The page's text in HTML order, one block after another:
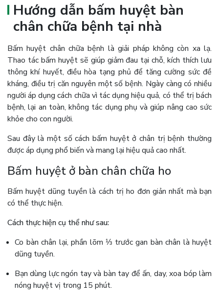
Hướng dẫn bấm huyệt bàn
chân chữa bệnh tại nhà
Bấm huyệt chân chữa bệnh là giải pháp không còn xa lạ.
Thao tác bấm huyệt sẽ giúp giảm đau tại chỗ, kích thích lưu
thông khí huyết, điều hòa tạng phủ để tăng cường sức đề
kháng, điều trị căn nguyên một số bệnh. Ngày càng có nhiều
người áp dụng cách chữa vì tác dụng hiệu quả, có thể trị bách
bệnh, lại an toàn, không tác dụng phụ và giúp nâng cao sức
khỏe cho con người.
Sau đây là một số cách bấm huyệt ở chân trị bệnh thường
được áp dụng phổ biến và mang lại hiệu quả cao nhất.
Bấm huyệt ở bàn chân chữa ho
Bấm huyệt dũng tuyền là cách trị ho đơn giản nhất mà bạn
có thể thực hiện.
Cách thực hiện cụ thể như sau:
Co bàn chân lại, phần lõm ⅓ trước gan bàn chân là huyệt
dũng tuyền.
Bạn dùng lực ngón tay và bàn tay để ấn, day, xoa bóp làm
nóng huyệt vị trong 15 phút.